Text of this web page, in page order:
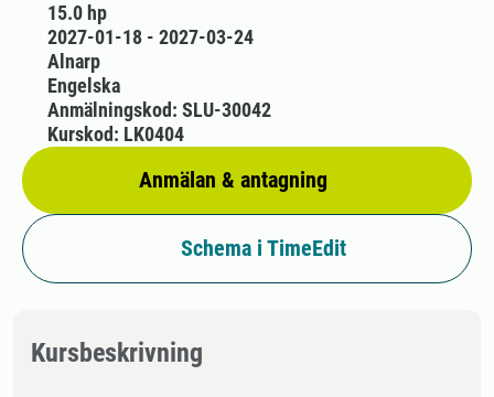
15.0 hp
2027-01-18 - 2027-03-24
Alnarp
Engelska
Anmälan & antagning
Anmälningskod: SLU-30042
Kurskod: LK0404
Schema i TimeEdit
Kursbeskrivning